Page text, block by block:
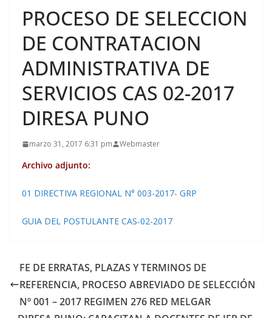
PROCESO DE SELECCION
DE CONTRATACION
ADMINISTRATIVA DE
SERVICIOS CAS 02-2017
DIRESA PUNO
marzo 31, 2017 6:31 pm Webmaster
Archivo adjunto:
01 DIRECTIVA REGIONAL N° 003-2017- GRP
GUIA DEL POSTULANTE CAS-02-2017
FE DE ERRATAS, PLAZAS Y TERMINOS DE
REFERENCIA, PROCESO ABREVIADO DE SELECCIÓN
Nº 001 – 2017 REGIMEN 276 RED MELGAR